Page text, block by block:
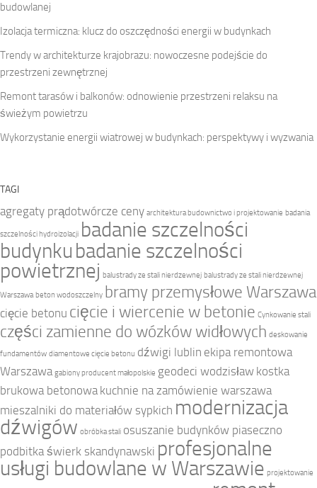
budowlanej
Izolacja termiczna: klucz do oszczędności energii w budynkach
Trendy w architekturze krajobrazu: nowoczesne podejście do
przestrzeni zewnętrznej
Remont tarasów i balkonów: odnowienie przestrzeni relaksu na
świeżym powietrzu
Wykorzystanie energii wiatrowej w budynkach: perspektywy i wyzwania
TAGI
agregaty prądotwórcze ceny architektura budownictwo i projektowanie badania
szczelności hydroizolacji badanie szczelności
budynku badanie szczelności
powietrznej balustrady ze stali nierdzewnej balustrady ze stali nierdzewnej
Warszawa beton wodoszczelny bramy przemysłowe Warszawa
cięcie betonu cięcie i wiercenie w betonie Cynkowanie stali
części zamienne do wózków widłowych deskowanie
fundamentów diamentowe cięcie betonu dźwigi lublin ekipa remontowa
Warszawa gabiony producent małopolskie geodeci wodzisław kostka
brukowa betonowa kuchnie na zamówienie warszawa
mieszalniki do materiałów sypkich modernizacja
dźwigów obróbka stali osuszanie budynków piaseczno
podbitka świerk skandynawski profesjonalne
usługi budowlane w Warszawie projektowanie